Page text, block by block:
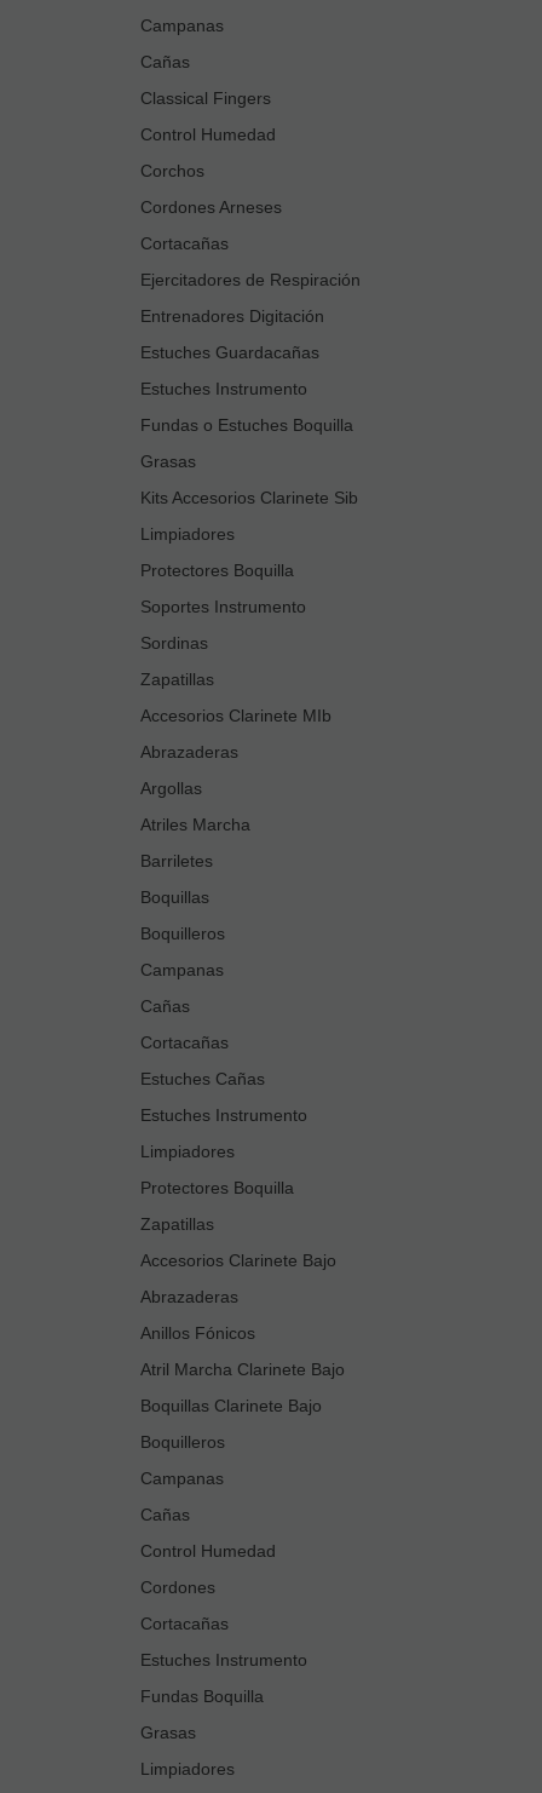
Campanas
Cañas
Classical Fingers
Control Humedad
Corchos
Cordones Arneses
Cortacañas
Ejercitadores de Respiración
Entrenadores Digitación
Estuches Guardacañas
Estuches Instrumento
Fundas o Estuches Boquilla
Grasas
Kits Accesorios Clarinete Sib
Limpiadores
Protectores Boquilla
Soportes Instrumento
Sordinas
Zapatillas
Accesorios Clarinete MIb
Abrazaderas
Argollas
Atriles Marcha
Barriletes
Boquillas
Boquilleros
Campanas
Cañas
Cortacañas
Estuches Cañas
Estuches Instrumento
Limpiadores
Protectores Boquilla
Zapatillas
Accesorios Clarinete Bajo
Abrazaderas
Anillos Fónicos
Atril Marcha Clarinete Bajo
Boquillas Clarinete Bajo
Boquilleros
Campanas
Cañas
Control Humedad
Cordones
Cortacañas
Estuches Instrumento
Fundas Boquilla
Grasas
Limpiadores